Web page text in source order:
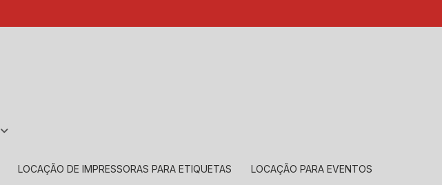
LOCAÇÃO DE IMPRESSORAS PARA ETIQUETAS LOCAÇÃO PARA EVENTOS